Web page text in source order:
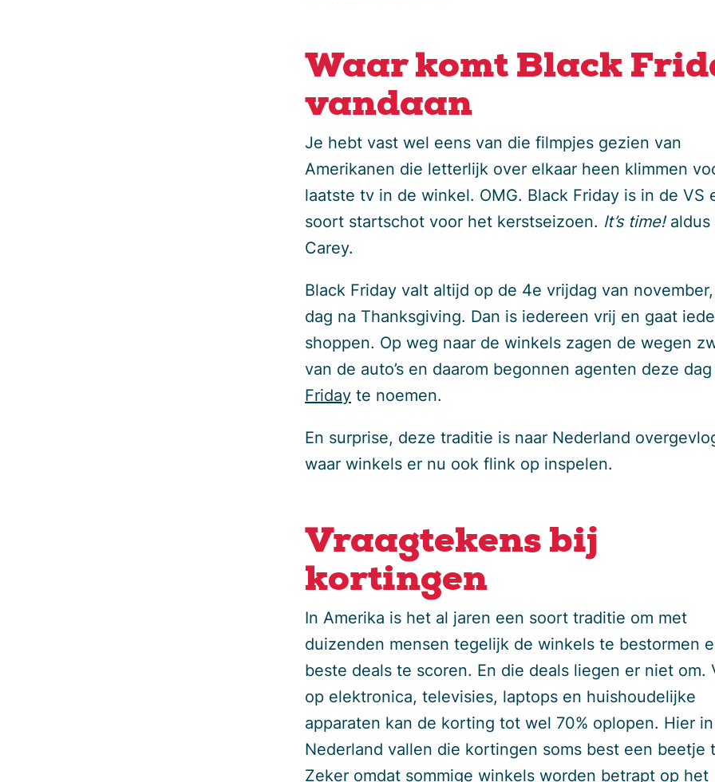
Waar komt Black
vandaan
Je hebt vast wel eens van die filmpjes gezien van
Amerikanen die letterlijk over elkaar heen klimmen
laatste tv in de winkel. OMG. Black Friday is in de VS
soort startschot voor het kerstseizoen. It’s time!aldus
Carey.
Black Friday valt altijd op de 4e vrijdag van
dag na Thanksgiving. Dan is iedereen vrij en gaat
shoppen. Op weg naar de winkels zagen de wegen
van de auto’s en daarom begonnen agenten deze
Friday te noemen.
En surprise, deze traditie is naar Nederland
waar winkels er nu ook flink op inspelen.
Vraagtekens bij
kortingen
In Amerika is het al jaren een soort traditie om met
duizenden mensen tegelijk de winkels te bestormen
beste deals te scoren. En die deals liegen er niet om.
op elektronica, televisies, laptops en huishoudelijke
apparaten kan de korting tot wel 70% oplopen. Hier in
Nederland vallen die kortingen soms best een beetje
Zeker omdat sommige winkels worden betrapt op het